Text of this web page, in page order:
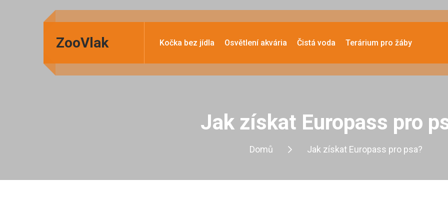
ZooVlak Kočka bez jídla Osvětlení akvária Čistá voda Terárium pro žáby
Jak získat Europass pro
Domů Jak získat Europass pro psa?